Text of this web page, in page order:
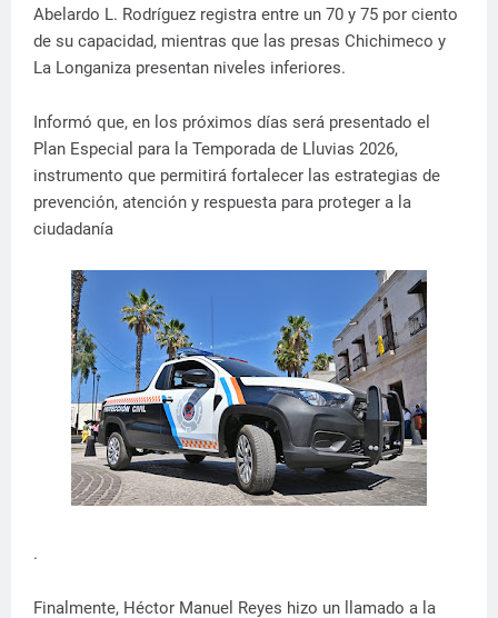
Abelardo L. Rodríguez registra entre un 70 y 75 por ciento
de su capacidad, mientras que las presas Chichimeco y
La Longaniza presentan niveles inferiores.
Informó que, en los próximos días será presentado el
Plan Especial para la Temporada de Lluvias 2026,
instrumento que permitirá fortalecer las estrategias de
prevención, atención y respuesta para proteger a la
ciudadanía
.
Finalmente, Héctor Manuel Reyes hizo un llamado a la